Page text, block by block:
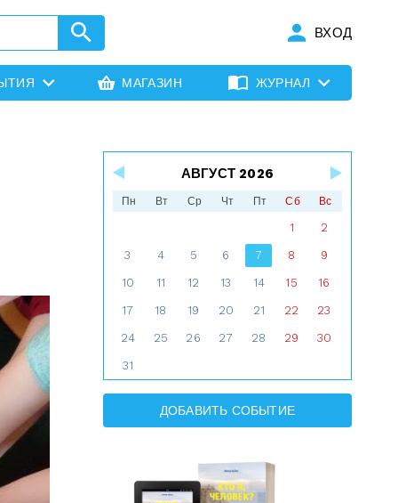
ВХОД
МАГАЗИН ЖУРНАЛ
АВГУСТ 2026
Пн Вт Ср Чт Пт Сб Вс
1 2
3 4 5 6 7 8 9
10 11 12 13 14 15 16
17 18 19 20 21 22 23
24 25 26 27 28 29 30
31
ДОБАВИТЬ СОБЫТИЕ